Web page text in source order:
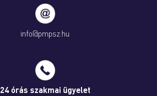
info@pmpsz.hu
24 órás szakmai ügyelet